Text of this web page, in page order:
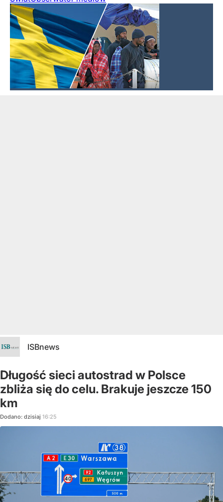
ISBnews
Długość sieci autostrad w Polsce
zbliża się do celu. Brakuje jeszcze 150
km
Dodano: dzisiaj 16:25